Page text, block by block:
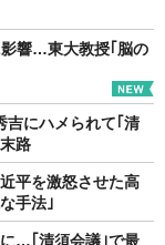
響…東大教授｢脳の
にハメられて｢清
路
平を激怒させた高
手法｣
…｢清須会議｣で最